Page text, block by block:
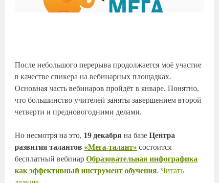
После небольшого перерыва продолжается моё участие
в качестве спикера на вебинарных площадках.
Основная часть вебинаров пройдёт в январе. Понятно,
что большинство учителей заняты завершением второй
четверти и предновогодними делами.
Но несмотря на это, 19 декабря на базеЦентра
развития талантов «Мега-талант» состоится
бесплатный вебинарОбразовательная инфографика
как эффективный инструмент обучения.Читать